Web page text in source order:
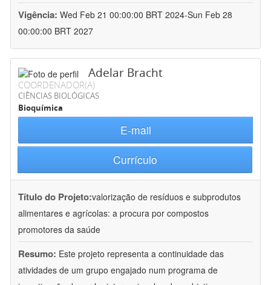
Vigência: Wed Feb 21 00:00:00 BRT 2024-Sun Feb 28
00:00:00 BRT 2027
Adelar Bracht
COORDENADOR(A)
CIÊNCIAS BIOLÓGICAS
Bioquímica
E-mail
Currículo
Título do Projeto:valorização de resíduos e subprodutos
alimentares e agrícolas: a procura por compostos
promotores da saúde
Resumo: Este projeto representa a continuidade das
atividades de um grupo engajado num programa de